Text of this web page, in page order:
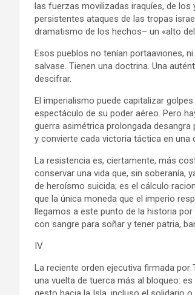
las fuerzas movilizadas iraquíes, de
persistentes ataques de las tropas
dramatismo de los hechos– un «alto
Esos pueblos no tenían portaaviones,
salvase. Tienen una doctrina. Una
descifrar.
El imperialismo puede capitalizar
espectáculo de su poder aéreo. Pero
guerra asimétrica prolongada
y convierte cada victoria táctica en una
La resistencia es, ciertamente, más
conservar una vida que, sin soberanía,
de heroísmo suicida; es el cálculo
que la única moneda que el imperio
llegamos a este punto de la historia
con sangre para soñar y tener patria,
IV
La reciente orden ejecutiva firmada
una vuelta de tuerca más al bloqueo: